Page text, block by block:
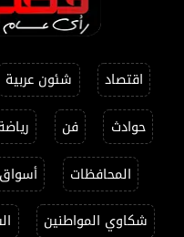
اقتصاد شئون عربية
حوادث
فن
المحافظات
أسواق
شكاوي المواطنين